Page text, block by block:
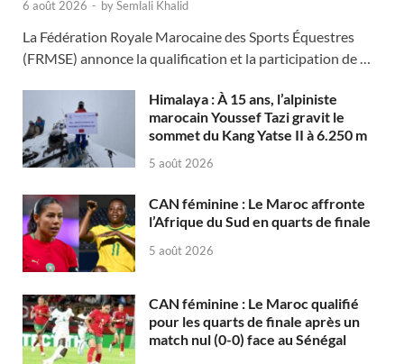
6 août 2026 - bySemlali Khalid
La Fédération Royale Marocaine des Sports Équestres
(FRMSE) annonce la qualification et la participation de …
Himalaya : À 15 ans, l’alpiniste
marocain Youssef Tazi gravit le
sommet du Kang Yatse II à 6.250 m
5 août 2026
CAN féminine : Le Maroc affronte
l’Afrique du Sud en quarts de finale
5 août 2026
CAN féminine : Le Maroc qualifié
pour les quarts de finale après un
match nul (0-0) face au Sénégal